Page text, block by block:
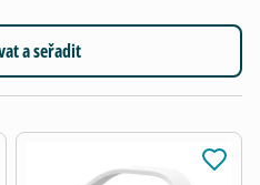
a seřadit